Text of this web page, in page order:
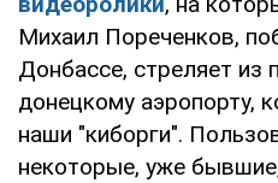
Михаил Пореченков,
Донбассе, стреляет из
донецкому аэропорту,
наши "киборги".
некоторые, уже